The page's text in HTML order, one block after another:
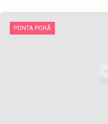
PONTA PORÃ